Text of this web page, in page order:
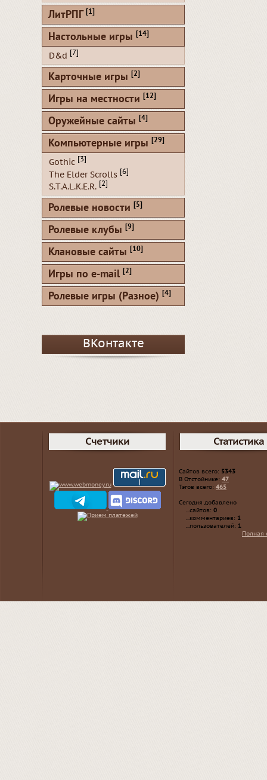
ЛитРПГ [1]
Настольные игры [14]
D&d [7]
Карточные игры [2]
Игры на местности [12]
Оружейные сайты [4]
Компьютерные игры [29]
Gothic [3]
The Elder Scrolls [6]
S.T.A.L.K.E.R. [2]
Ролевые новости [5]
Ролевые клубы [9]
Клановые сайты [10]
Игры по e-mail [2]
Ролевые игры (Разное) [4]
ВКонтакте
Счетчики Статистика
Сайтов всего: 5343
В Отстойнике: 47
Тэгов всего: 465
Сегодня добавлено
...сайтов: 0
...комментариев: 1
...пользователей: 1
Полная